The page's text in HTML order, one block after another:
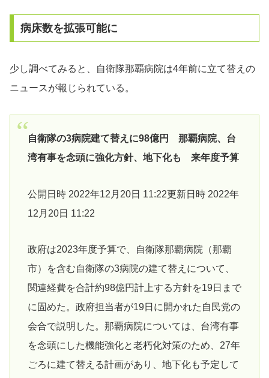
病床数を拡張可能に
少し調べてみると、自衛隊那覇病院は4年前に立て替えの
ニュースが報じられている。
自衛隊の3病院建て替えに98億円 那覇病院、台
湾有事を念頭に強化方針、地下化も 来年度予算
公開日時 2022年12月20日 11:22更新日時 2022年
12月20日 11:22
政府は2023年度予算で、自衛隊那覇病院（那覇
市）を含む自衛隊の3病院の建て替えについて、
関連経費を合計約98億円計上する方針を19日まで
に固めた。政府担当者が19日に開かれた自民党の
会合で説明した。那覇病院については、台湾有事
を念頭にした機能強化と老朽化対策のため、27年
ごろに建て替える計画があり、地下化も予定して